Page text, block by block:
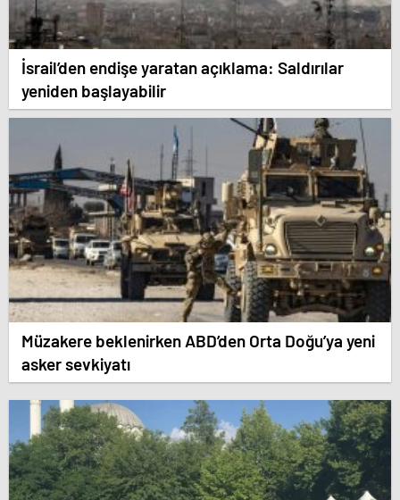
İsrail’den endişe yaratan açıklama: Saldırılar
yeniden başlayabilir
Müzakere beklenirken ABD’den Orta Doğu’ya yeni
asker sevkiyatı